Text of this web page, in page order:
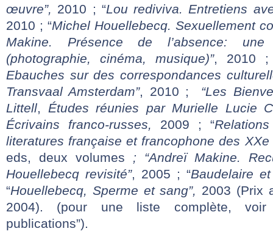
œuvre”, 2010 ; “Lou rediviva. Entretiens
2010 ; “Michel Houellebecq. Sexuellement
Makine. Présence de l’absence:
(photographie, cinéma, musique)”, 2010 ;
Ebauches sur des correspondances
Transvaal Amsterdam”, 2010 ;
“Les
Littell, Études réunies par Murielle Lucie
Écrivains franco-russes, 2009 ; “
literatures française et francophone des
eds, deux volumes ; “Andreï Makine.
Houellebecq revisité”, 2005 ; “Baudelaire
“Houellebecq, Sperme et sang”, 2003 (Prix
2004). (pour une liste complète, voir
publications”).